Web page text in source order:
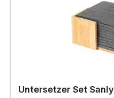
Untersetzer Set Sanly